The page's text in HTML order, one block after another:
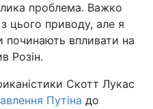
проблема. Важко
цього приводу, але я
впливати на
Розін.
Скотт Лукас
Путіна до